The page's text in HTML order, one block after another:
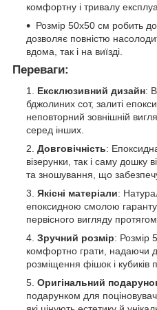
комфортну і тривалу
Розмір 50x50 см робить
дозволяє повністю
вдома, так і на виїзді.
Переваги:
Ексклюзивний дизайн:
бджолиних сот, залиті
неповторний зовнішній
серед інших.
Довговічність:
візерунки, так і саму дошку
та зношування, що
Якісні матеріали:
епоксидною смолою
первісного вигляду
Зручний розмір: Розмір
комфортно грати, надаючи
розміщення фішок і кубиків
Оригінальний
подарунком для